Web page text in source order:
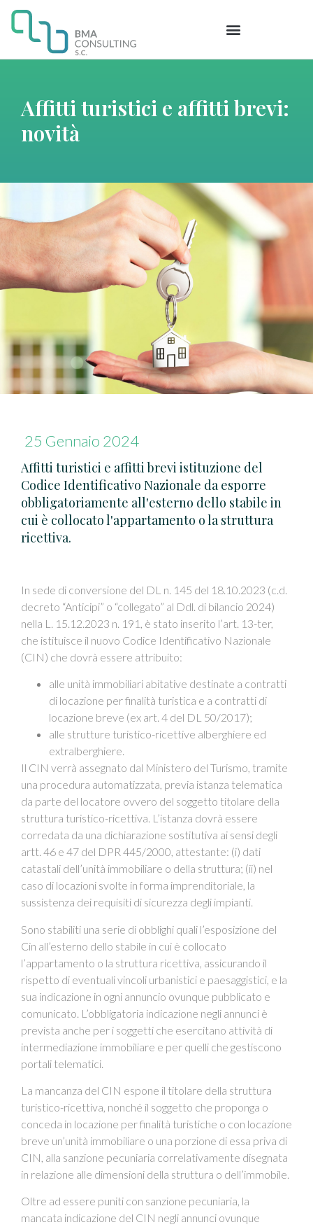
Affitti turistici e affitti brevi:
novità
25 Gennaio 2024
Affitti turistici e affitti brevi istituzione del
Codice Identificativo Nazionale da esporre
obbligatoriamente all'esterno dello stabile in
cui è collocato l'appartamento o la struttura
ricettiva.
In sede di conversione del DL n. 145 del 18.10.2023 (c.d.
decreto “Anticipi” o “collegato” al Ddl. di bilancio 2024)
nella L. 15.12.2023 n. 191, è stato inserito l’art. 13-ter,
che istituisce il nuovo Codice Identificativo Nazionale
(CIN) che dovrà essere attribuito:
alle unità immobiliari abitative destinate a contratti
di locazione per finalità turistica e a contratti di
locazione breve (ex art. 4 del DL 50/2017);
alle strutture turistico-ricettive alberghiere ed
extralberghiere.
Il CIN verrà assegnato dal Ministero del Turismo, tramite
una procedura automatizzata, previa istanza telematica
da parte del locatore ovvero del soggetto titolare della
struttura turistico-ricettiva. L’istanza dovrà essere
corredata da una dichiarazione sostitutiva ai sensi degli
artt. 46 e 47 del DPR 445/2000, attestante: (i) dati
catastali dell’unità immobiliare o della struttura; (ii) nel
caso di locazioni svolte in forma imprenditoriale, la
sussistenza dei requisiti di sicurezza degli impianti.
Sono stabiliti una serie di obblighi quali l’esposizione del
Cin all’esterno dello stabile in cui è collocato
l’appartamento o la struttura ricettiva, assicurando il
rispetto di eventuali vincoli urbanistici e paesaggistici, e la
sua indicazione in ogni annuncio ovunque pubblicato e
comunicato. L’obbligatoria indicazione negli annunci è
prevista anche per i soggetti che esercitano attività di
intermediazione immobiliare e per quelli che gestiscono
portali telematici.
La mancanza del CIN espone il titolare della struttura
turistico-ricettiva, nonché il soggetto che proponga o
conceda in locazione per finalità turistiche o con locazione
breve un’unità immobiliare o una porzione di essa priva di
CIN, alla sanzione pecuniaria correlativamente disegnata
in relazione alle dimensioni della struttura o dell’immobile.
Oltre ad essere puniti con sanzione pecuniaria, la
mancata indicazione del CIN negli annunci ovunque